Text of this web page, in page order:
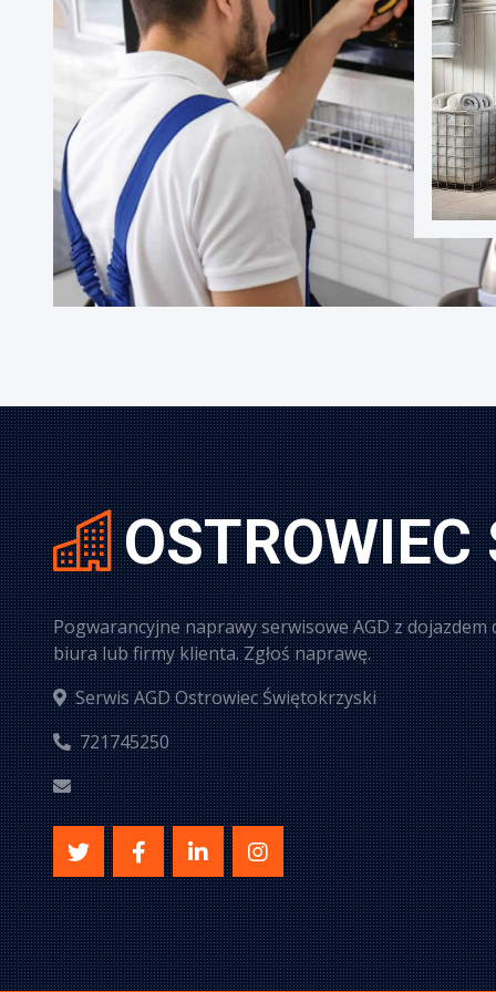
Pogwarancyjne naprawy serwisowe AGD z
biura lub firmy klienta. Zgłoś naprawę.
Serwis AGD Ostrowiec Świętokrzyski
721745250